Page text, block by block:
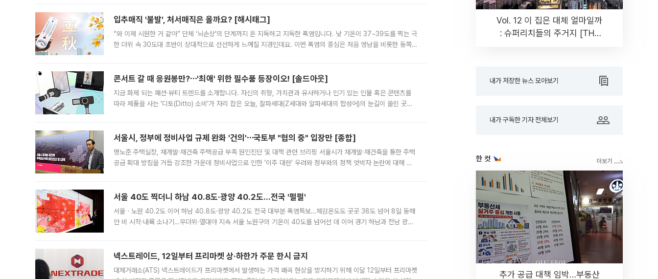
입추매직 '불발', 처서매직은 올까요? [해시태그]
“와 이제 시원한 거 같아” 단체 ‘뇌손상’의 단계까지 온 지독하고 지독한 폭염입니다. 낮 기온이 37~39도를 찍는 극
한 더위 속 30도대 초반이 상대적으로 선선하게 느껴질 지경인데요. 이번 폭염의 중심은 처음 영남을 비롯한 동쪽
콘서트 갈 때 응원봉만?⋯'최애' 위한 필수품 등장이오! [솔드아웃]
지금 화제 되는 패션·뷰티 트렌드를 소개합니다. 자신의 취향, 가치관과 유사하거나 인기 있는 인물 혹은 콘텐츠를
따라 제품을 사는 '디토(Ditto) 소비'가 자리 잡은 오늘, 잘파세대(Z세대와 알파세대의 합성어)의 눈길이 쏠린 곳은
서울시, 정부에 정비사업 규제 완화 '건의'⋯국토부 "협의 중" 입장만 [종합]
명노준 주택실장, 재개발·재건축 주택공급 부족 원인진단 및 대책 관련 브리핑 서울시가 재개발·재건축을 통한 주택
공급 확대 방침을 거듭 강조한 가운데 정비사업으로 인한 '이주 대란' 우려와 정부와의 정책 엇박자 논란에 대해 정
서울 40도 찍더니 하남 40.8도·광양 40.2도…전국 '펄펄'
서울ㆍ노원 40.2도 이어 하남 40.8도·광양 40.2도 전국 대부분 폭염특보…체감온도도 곳곳 38도 넘어 8일 동해
안 비 시작·내륙 소나기…무더위·열대야 지속 서울 노원구의 기온이 40도를 넘어선 데 이어 경기 하남과 전남 광양
넥스트레이드, 12일부터 프리마켓 상·하한가 주문 한시 금지
대체거래소(ATS) 넥스트레이드가 프리마켓에서 발생하는 가격 왜곡 현상을 방지하기 위해 이달 12일부터 프리마켓
Vol. 12 이 집은 대체 얼마일까
: 슈퍼리치들의 주거지 [THE
내가 저장한 뉴스 모아보기
내가 구독한 기자 전체보기
한 컷
추가 공급 대책 임박…부동산